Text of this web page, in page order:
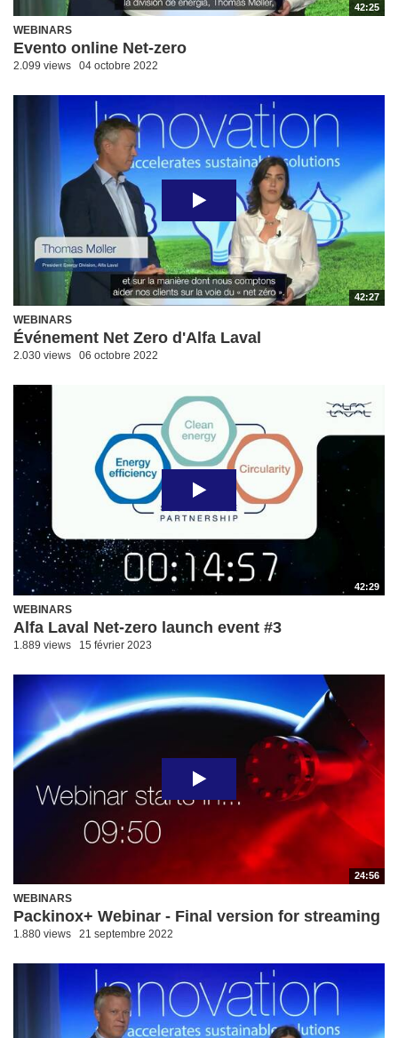
42:25
WEBINARS
Evento online Net-zero
2.099 views 04 octobre 2022
42:27
WEBINARS
Événement Net Zero d'Alfa Laval
2.030 views 06 octobre 2022
42:29
WEBINARS
Alfa Laval Net-zero launch event #3
1.889 views 15 février 2023
24:56
WEBINARS
Packinox+ Webinar - Final version for streaming
1.880 views 21 septembre 2022